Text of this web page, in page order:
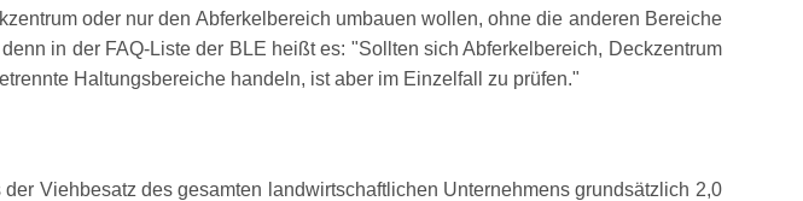
oder nur den Abferkelbereich umbauen wollen, ohne die anderen Bereiche
in der FAQ-Liste der BLE heißt es:
Sollten sich Abferkelbereich, Deckzentrum
Haltungsbereiche handeln, ist aber im Einzelfall zu prüfen.
Viehbesatz des gesamten landwirtschaftlichen Unternehmens grundsätzlich 2,0